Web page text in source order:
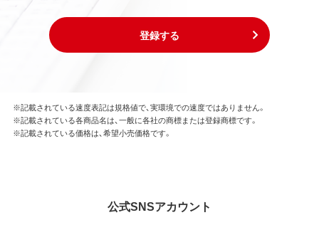
登録する
※記載されている速度表記は規格値で、実環境での速度ではありません。
※記載されている各商品名は、一般に各社の商標または登録商標です。
※記載されている価格は、希望小売価格です。
公式SNSアカウント